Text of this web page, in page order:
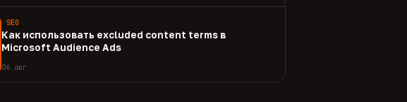
SEO
Как использовать excluded content terms в
Microsoft Audience Ads
06 авг